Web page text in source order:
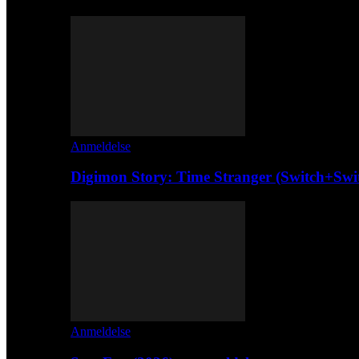
Anmeldelse
Digimon Story: Time Stranger
Anmeldelse